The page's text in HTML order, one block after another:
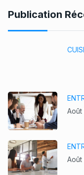
Publication
Août
Août